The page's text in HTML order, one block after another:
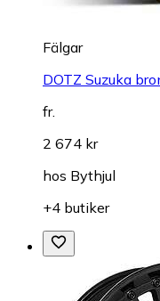
Fälgar
DOTZ Suzuka
fr.
2 674 kr
hos Bythjul
+4 butiker